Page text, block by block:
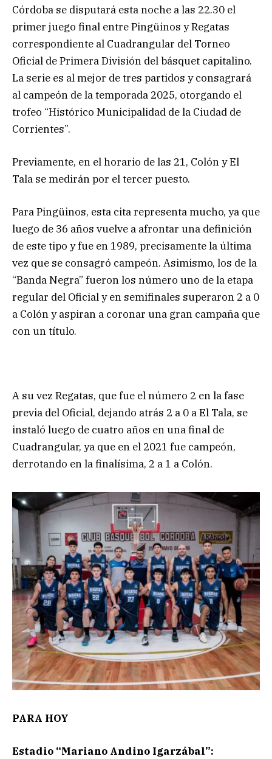
Córdoba se disputará esta noche a las 22.30 el
primer juego final entre Pingüinos y Regatas
correspondiente al Cuadrangular del Torneo
Oficial de Primera División del básquet capitalino.
La serie es al mejor de tres partidos y consagrará
al campeón de la temporada 2025, otorgando el
trofeo “Histórico Municipalidad de la Ciudad de
Corrientes”.
Previamente, en el horario de las 21, Colón y El
Tala se medirán por el tercer puesto.
Para Pingüinos, esta cita representa mucho, ya que
luego de 36 años vuelve a afrontar una definición
de este tipo y fue en 1989, precisamente la última
vez que se consagró campeón. Asimismo, los de la
“Banda Negra” fueron los número uno de la etapa
regular del Oficial y en semifinales superaron 2 a 0
a Colón y aspiran a coronar una gran campaña que
con un título.
A su vez Regatas, que fue el número 2 en la fase
previa del Oficial, dejando atrás 2 a 0 a El Tala, se
instaló luego de cuatro años en una final de
Cuadrangular, ya que en el 2021 fue campeón,
derrotando en la finalísima, 2 a 1 a Colón.
PARA HOY
Estadio “Mariano Andino Igarzábal”: